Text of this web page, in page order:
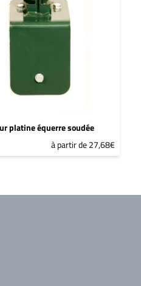
platine équerre soudée
à partir de 27,68€